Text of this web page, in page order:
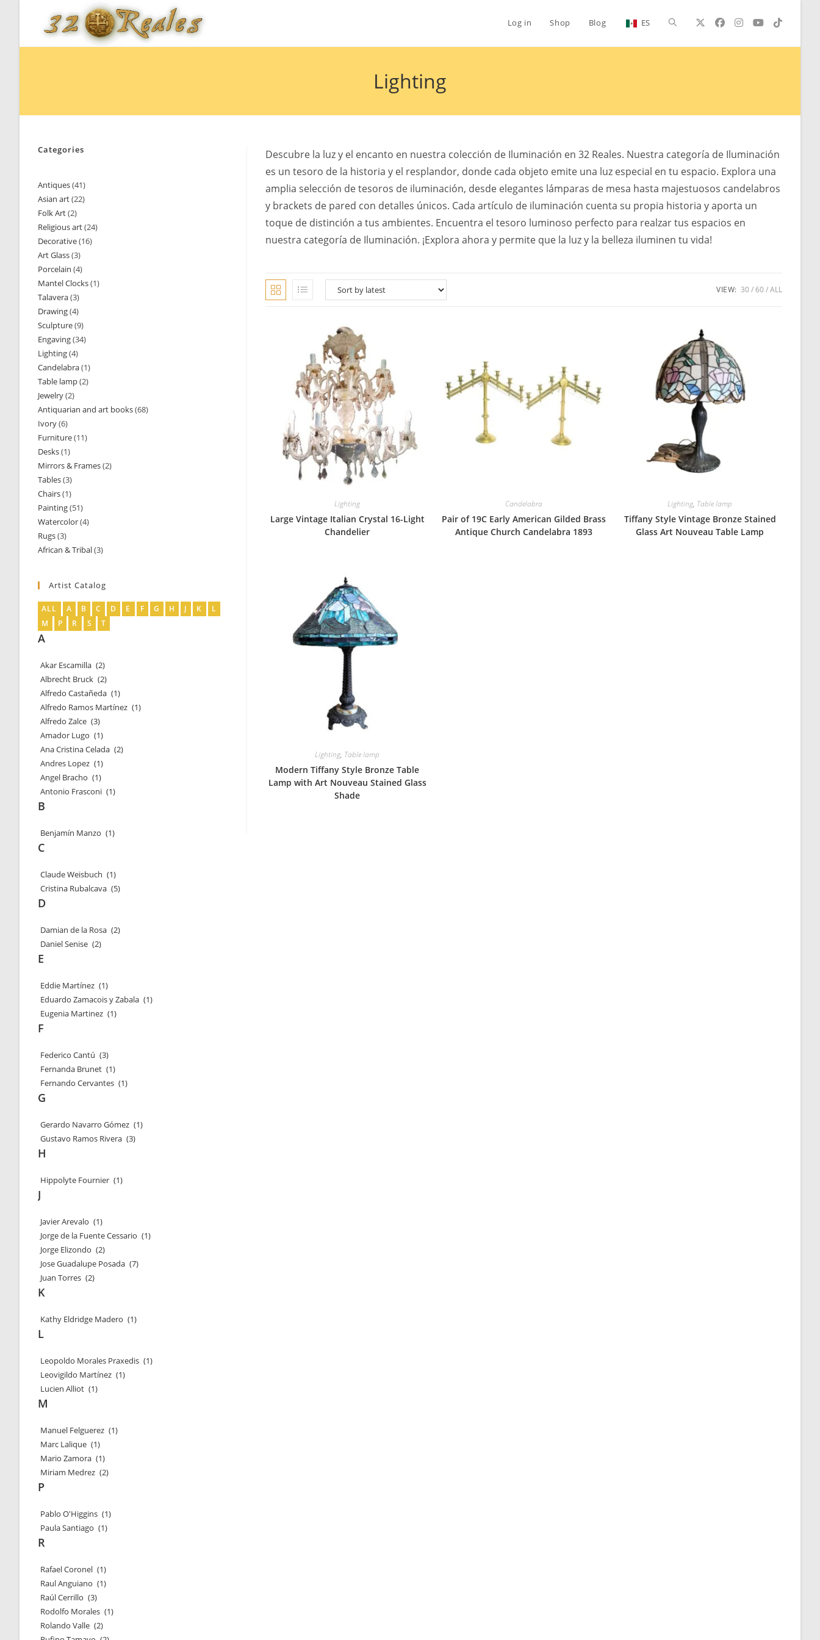
Log in Shop Blog ES Toggle
search
Lighting
Descubre la luz y el encanto en nuestra colección de Iluminación en 32 Reales. Nuestra categoría de Iluminación
es un tesoro de la historia y el resplandor, donde cada objeto emite una luz especial en tu espacio. Explora una
amplia selección de tesoros de iluminación, desde elegantes lámparas de mesa hasta majestuosos candelabros
y brackets de pared con detalles únicos. Cada artículo de iluminación cuenta su propia historia y aporta un
toque de distinción a tus ambientes. Encuentra el tesoro luminoso perfecto para realzar tus espacios en
nuestra categoría de Iluminación. ¡Explora ahora y permite que la luz y la belleza iluminen tu vida!
VIEW: 30 60 ALL
Lighting
Large Vintage Italian Crystal 16-Light
Chandelier
Candelabra
Pair of 19C Early American Gilded Brass
Antique Church Candelabra 1893
Lighting, Table lamp
Tiffany Style Vintage Bronze Stained
Glass Art Nouveau Table Lamp
Lighting, Table lamp
Modern Tiffany Style Bronze Table
Lamp with Art Nouveau Stained Glass
Shade
Categories
Antiques 4141
products
Asian art 2222
Folk Art 22
products
Religious art 2424
Decorative 1616
Art Glass 33
products
Porcelain 44
products
Mantel Clocks 11
Talavera 33
products
Drawing 44
products
Sculpture 99
products
Engaving 3434
Lighting 44
products
Candelabra 11
product
Table lamp 22
Jewelry 22
products
Antiquarian and art books 6868
Ivory 66
products
Furniture 1111
Desks 11
product
Mirrors & Frames 22
Tables 33
products
Chairs 11
product
Painting 5151
products
Watercolor 44
Rugs 33
products
African & Tribal 33
Artist Catalog
ALL A B C D E F G H J K
L
M
P R S T
A
Akar Escamilla (2)
Albrecht Bruck (2)
Alfredo Castañeda (1)
Alfredo Ramos Martínez (1)
Alfredo Zalce (3)
Amador Lugo (1)
Ana Cristina Celada (2)
Andres Lopez (1)
Angel Bracho (1)
Antonio Frasconi (1)
B
Benjamín Manzo (1)
C
Claude Weisbuch (1)
Cristina Rubalcava (5)
D
Damian de la Rosa (2)
Daniel Senise (2)
E
Eddie Martínez (1)
Eduardo Zamacois y Zabala (1)
Eugenia Martinez (1)
F
Federico Cantú (3)
Fernanda Brunet (1)
Fernando Cervantes (1)
G
Gerardo Navarro Gómez (1)
Gustavo Ramos Rivera (3)
H
Hippolyte Fournier (1)
J
Javier Arevalo (1)
Jorge de la Fuente Cessario (1)
Jorge Elizondo (2)
Jose Guadalupe Posada (7)
Juan Torres (2)
K
Kathy Eldridge Madero (1)
L
Leopoldo Morales Praxedis (1)
Leovigildo Martínez (1)
Lucien Alliot (1)
M
Manuel Felguerez (1)
Marc Lalique (1)
Mario Zamora (1)
Miriam Medrez (2)
P
Pablo O'Higgins (1)
Paula Santiago (1)
R
Rafael Coronel (1)
Raul Anguiano (1)
Raúl Cerrillo (3)
Rodolfo Morales (1)
Rolando Valle (2)